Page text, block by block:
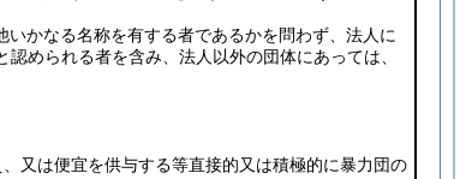
かなる名称を有する者であるかを問わず、法人に
められる者を含み、法人以外の団体にあっては、
又は便宜を供与する等直接的又は積極的に暴力団の